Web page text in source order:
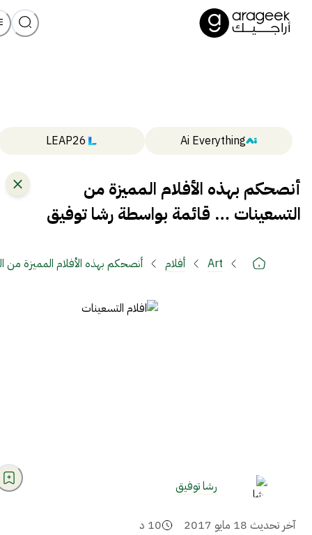
Ai Everything
LEAP26
أنصحكم بهذه الأفلام المميزة من
التسعينات … قائمة بواسطة رشا توفيق
Art أفلام أنصحكم بهذه الأفلام المميزة
رشا توفيق
آخر تحديث 18 مايو 2017 10 د